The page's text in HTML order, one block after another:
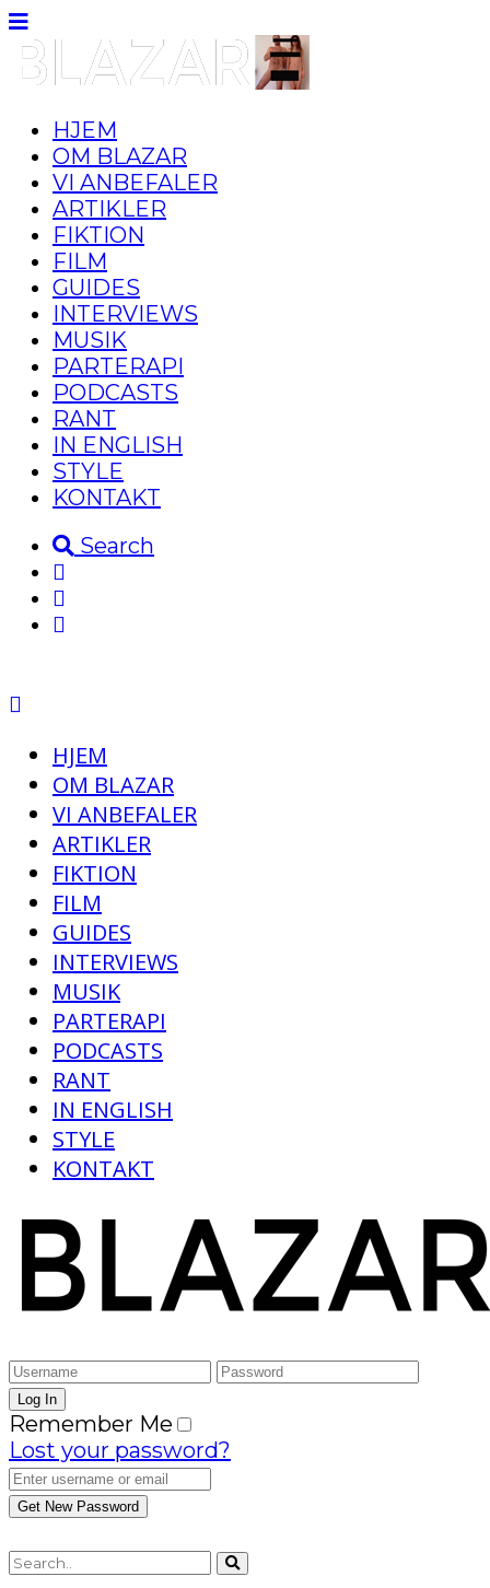
HJEM
OM BLAZAR
VI ANBEFALER
ARTIKLER
FIKTION
FILM
GUIDES
INTERVIEWS
MUSIK
PARTERAPI
PODCASTS
RANT
IN ENGLISH
STYLE
KONTAKT
Search
HJEM
OM BLAZAR
VI ANBEFALER
ARTIKLER
FIKTION
FILM
GUIDES
INTERVIEWS
MUSIK
PARTERAPI
PODCASTS
RANT
IN ENGLISH
STYLE
KONTAKT
Remember Me
Lost your password?